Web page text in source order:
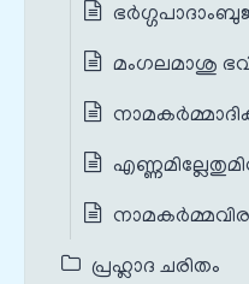
മംഗലമാശു
പ്രഹ്ലാദ ചരിതം